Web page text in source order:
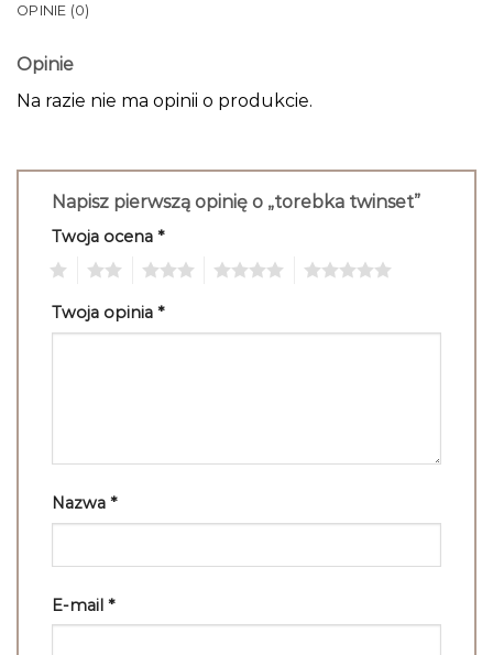
OPINIE (0)
Opinie
Na razie nie ma opinii o produkcie.
Napisz pierwszą opinię o „torebka twinset”
Twoja ocena *
Twoja opinia *
Nazwa *
E-mail *